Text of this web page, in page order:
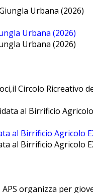
Urbana (2026)
Urbana (2026)
Circolo Ricreativo
al Birrificio Agricolo
al Birrificio Agricolo
APS organizza per